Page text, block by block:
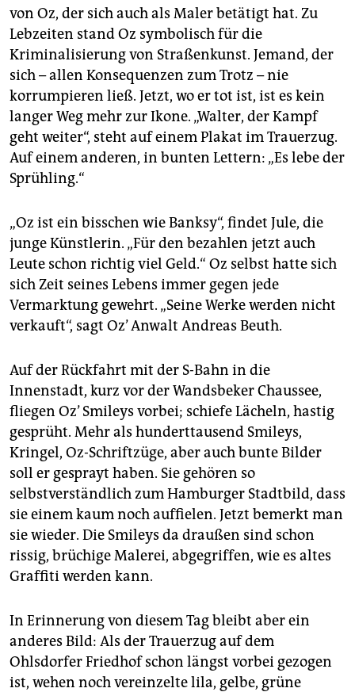
von Oz, der sich auch als Maler betätigt hat. Zu
Lebzeiten stand Oz symbolisch für die
Kriminalisierung von Straßenkunst. Jemand, der
sich – allen Konsequenzen zum Trotz – nie
korrumpieren ließ. Jetzt, wo er tot ist, ist es kein
langer Weg mehr zur Ikone. „Walter, der Kampf
geht weiter“, steht auf einem Plakat im Trauerzug.
Auf einem anderen, in bunten Lettern: „Es lebe der
Sprühling.“
„Oz ist ein bisschen wie Banksy“, findet Jule, die
junge Künstlerin. „Für den bezahlen jetzt auch
Leute schon richtig viel Geld.“ Oz selbst hatte sich
sich Zeit seines Lebens immer gegen jede
Vermarktung gewehrt. „Seine Werke werden nicht
verkauft“, sagt Oz’ Anwalt Andreas Beuth.
Auf der Rückfahrt mit der S-Bahn in die
Innenstadt, kurz vor der Wandsbeker Chaussee,
fliegen Oz’ Smileys vorbei; schiefe Lächeln, hastig
gesprüht. Mehr als hunderttausend Smileys,
Kringel, Oz-Schriftzüge, aber auch bunte Bilder
soll er gesprayt haben. Sie gehören so
selbstverständlich zum Hamburger Stadtbild, dass
sie einem kaum noch auffielen. Jetzt bemerkt man
sie wieder. Die Smileys da draußen sind schon
rissig, brüchige Malerei, abgegriffen, wie es altes
Graffiti werden kann.
In Erinnerung von diesem Tag bleibt aber ein
anderes Bild: Als der Trauerzug auf dem
Ohlsdorfer Friedhof schon längst vorbei gezogen
ist, wehen noch vereinzelte lila, gelbe, grüne